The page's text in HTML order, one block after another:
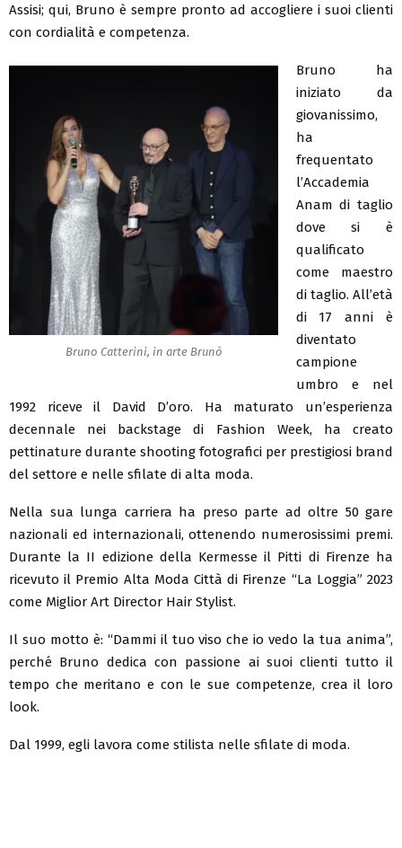
Assisi; qui, Bruno è sempre pronto ad accogliere i suoi clienti
con cordialità e competenza.
Bruno Catterini, in arte Brunò
Bruno ha
iniziato da
giovanissimo,
ha
frequentato
l’Accademia
Anam di taglio
dove si è
qualificato
come maestro
di taglio. All’età
di 17 anni è
diventato
campione
umbro e nel
1992 riceve il David D’oro. Ha maturato un’esperienza
decennale nei backstage di Fashion Week, ha creato
pettinature durante shooting fotografici per prestigiosi brand
del settore e nelle sfilate di alta moda.
Nella sua lunga carriera ha preso parte ad oltre 50 gare
nazionali ed internazionali, ottenendo numerosissimi premi.
Durante la II edizione della Kermesse il Pitti di Firenze ha
ricevuto il Premio Alta Moda Città di Firenze “La Loggia” 2023
come Miglior Art Director Hair Stylist.
Il suo motto è: “Dammi il tuo viso che io vedo la tua anima”,
perché Bruno dedica con passione ai suoi clienti tutto il
tempo che meritano e con le sue competenze, crea il loro
look.
Dal 1999, egli lavora come stilista nelle sfilate di moda.